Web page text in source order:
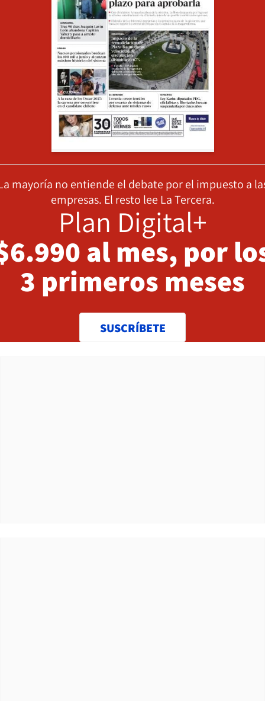
mayoría no entiende el debate por el impuesto a
empresas. El resto lee La Tercera.
Plan Digital+
al mes, por
3 primeros meses
SUSCRÍBETE